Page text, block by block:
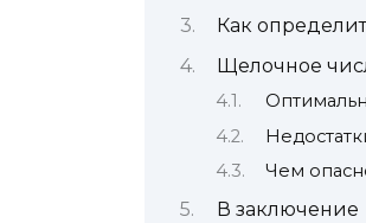
Как
Щелочное
Чем
В заключение